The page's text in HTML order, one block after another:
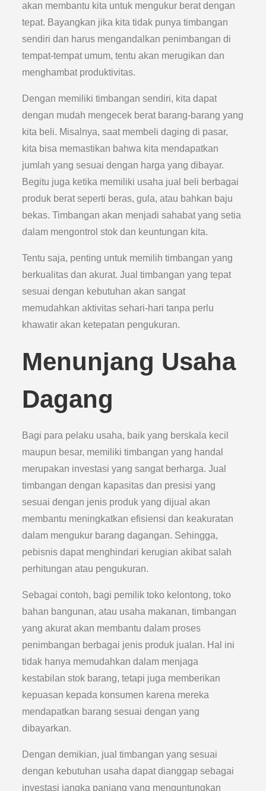
akan membantu kita untuk mengukur berat dengan
tepat. Bayangkan jika kita tidak punya timbangan
sendiri dan harus mengandalkan penimbangan di
tempat-tempat umum, tentu akan merugikan dan
menghambat produktivitas.
Dengan memiliki timbangan sendiri, kita dapat
dengan mudah mengecek berat barang-barang yang
kita beli. Misalnya, saat membeli daging di pasar,
kita bisa memastikan bahwa kita mendapatkan
jumlah yang sesuai dengan harga yang dibayar.
Begitu juga ketika memiliki usaha jual beli berbagai
produk berat seperti beras, gula, atau bahkan baju
bekas. Timbangan akan menjadi sahabat yang setia
dalam mengontrol stok dan keuntungan kita.
Tentu saja, penting untuk memilih timbangan yang
berkualitas dan akurat. Jual timbangan yang tepat
sesuai dengan kebutuhan akan sangat
memudahkan aktivitas sehari-hari tanpa perlu
khawatir akan ketepatan pengukuran.
Menunjang Usaha
Dagang
Bagi para pelaku usaha, baik yang berskala kecil
maupun besar, memiliki timbangan yang handal
merupakan investasi yang sangat berharga. Jual
timbangan dengan kapasitas dan presisi yang
sesuai dengan jenis produk yang dijual akan
membantu meningkatkan efisiensi dan keakuratan
dalam mengukur barang dagangan. Sehingga,
pebisnis dapat menghindari kerugian akibat salah
perhitungan atau pengukuran.
Sebagai contoh, bagi pemilik toko kelontong, toko
bahan bangunan, atau usaha makanan, timbangan
yang akurat akan membantu dalam proses
penimbangan berbagai jenis produk jualan. Hal ini
tidak hanya memudahkan dalam menjaga
kestabilan stok barang, tetapi juga memberikan
kepuasan kepada konsumen karena mereka
mendapatkan barang sesuai dengan yang
dibayarkan.
Dengan demikian, jual timbangan yang sesuai
dengan kebutuhan usaha dapat dianggap sebagai
investasi jangka panjang yang menguntungkan